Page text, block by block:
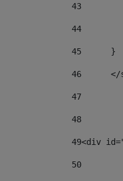
43
44
45
	}
46
47
48
49<div
50